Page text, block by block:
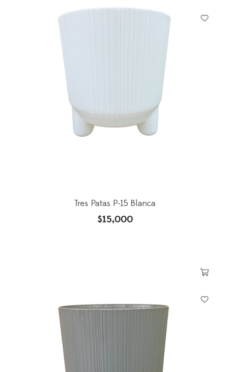
Tres Patas P-15 Blanca
$15,000